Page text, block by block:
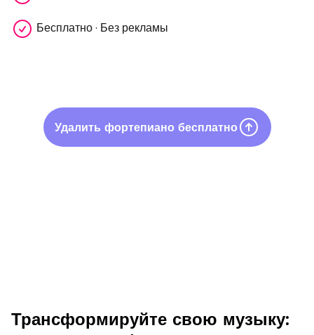
Бесплатно · Без рекламы
Удалить фортепиано бесплатно
Трансформируйте свою музыку: